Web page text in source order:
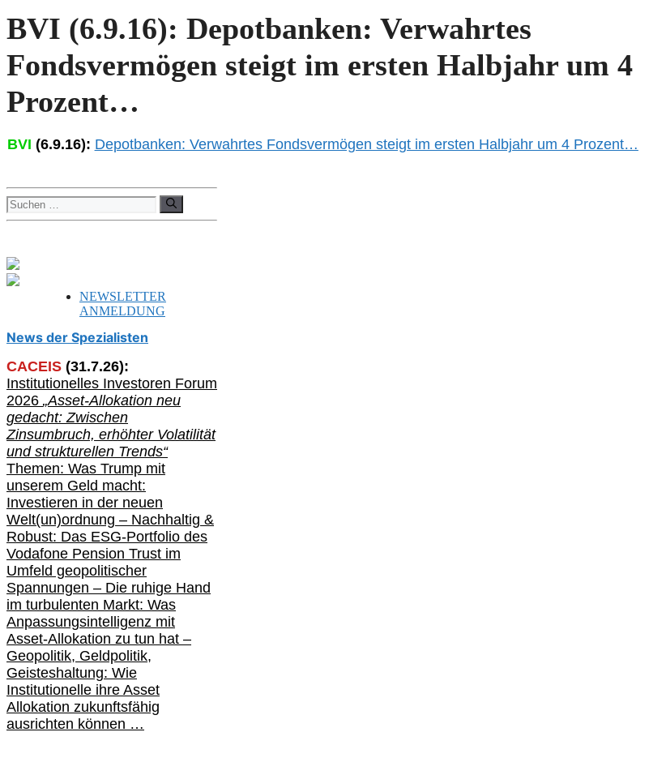
BVI (6.9.16): Depotbanken: Verwahrtes
Fondsvermögen steigt im ersten Halbjahr um 4
Prozent…
BVI (6.9.16): Depotbanken: Verwahrtes Fondsvermögen steigt im ersten Halbjahr um 4 Prozent…
Suchen
nach:
NEWSLETTER
ANMELDUNG
News der Spezialisten
CACEIS (31.7.26):
Institutionelles Investoren Forum
2026 „Asset-Allokation neu
gedacht: Zwischen
Zinsumbruch, erhöhter Volatilität
und strukturellen Trends“
Themen: Was Trump mit
unserem Geld macht:
Investieren in der neuen
Welt(un)ordnung – Nachhaltig &
Robust: Das ESG-Portfolio des
Vodafone Pension Trust im
Umfeld geopolitischer
Spannungen – Die ruhige Hand
im turbulenten Markt: Was
Anpassungsintelligenz mit
Asset-Allokation zu tun hat –
Geopolitik, Geldpolitik,
Geisteshaltung: Wie
Institutionelle ihre Asset
Allokation zukunftsfähig
ausrichten können …